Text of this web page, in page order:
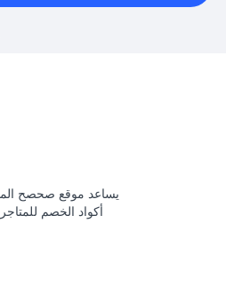
يساعد موقع صحصح
أكواد الخصم